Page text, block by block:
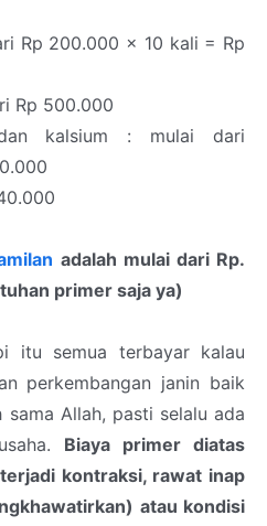
Rp 200.000 x 10 kali = Rp
Rp 500.000
kalsium : mulai dari
adalah mulai dari Rp.
primer saja ya)
itu semua terbayar kalau
perkembangan janin baik
sama Allah, pasti selalu ada
Biaya primer diatas
kontraksi, rawat inap
atau kondisi